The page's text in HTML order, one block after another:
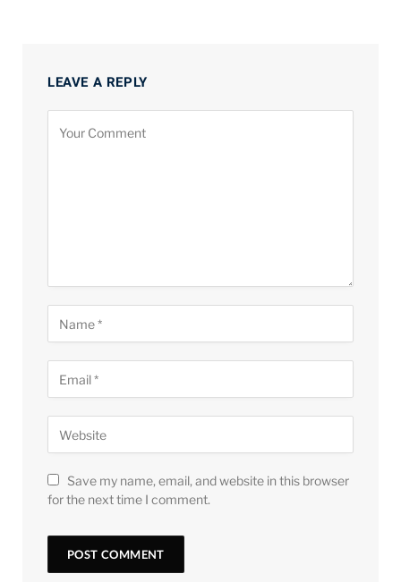
LEAVE A REPLY
Save my name, email, and website in this browser
for the next time I comment.